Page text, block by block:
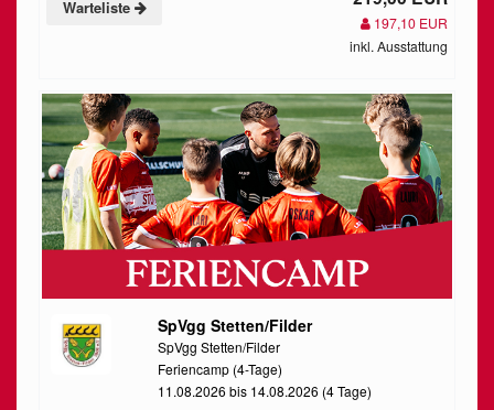
Warteliste
197,10 EUR
inkl. Ausstattung
SpVgg Stetten/Filder
SpVgg Stetten/Filder
Feriencamp (4-Tage)
11.08.2026 bis 14.08.2026 (4 Tage)